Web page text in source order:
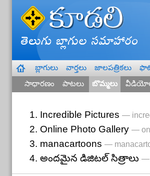
బ్లాగులు వార్తలు జాలపత్రికలు
సాధారణం పాటలు బొమ్మలు
Incredible Pictures —
Online Photo Gallery —
manacartoons —
అందమైన డిజిటల్ సిత్రాలు —